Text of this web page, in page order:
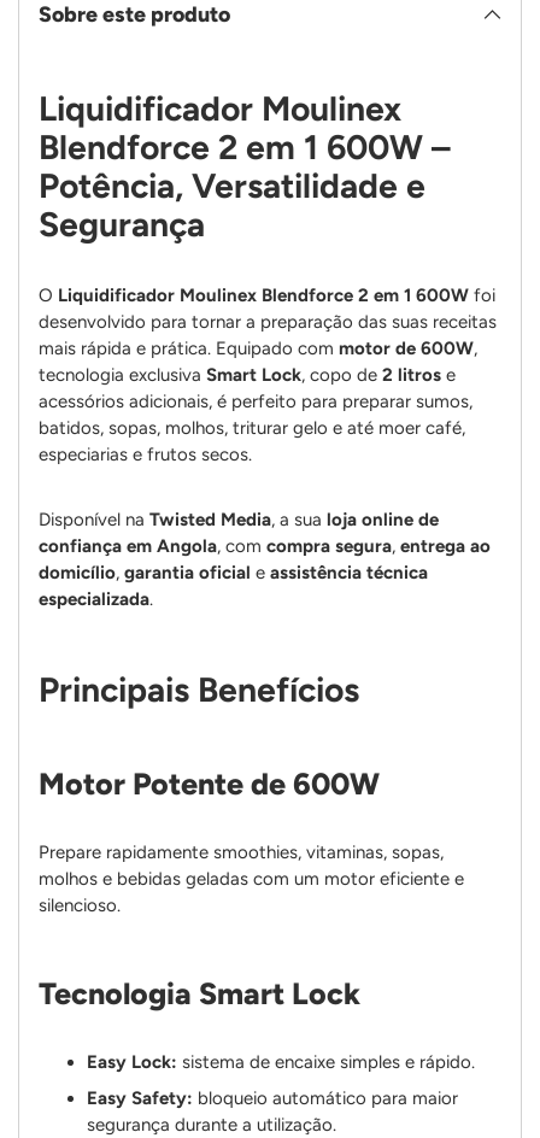
Sobre este produto
Liquidificador Moulinex
Blendforce 2 em 1 600W –
Potência, Versatilidade e
Segurança
O Liquidificador Moulinex Blendforce 2 em 1 600W foi
desenvolvido para tornar a preparação das suas receitas
mais rápida e prática. Equipado com motor de 600W,
tecnologia exclusiva Smart Lock, copo de 2 litros e
acessórios adicionais, é perfeito para preparar sumos,
batidos, sopas, molhos, triturar gelo e até moer café,
especiarias e frutos secos.
Disponível na Twisted Media, a sua loja online de
confiança em Angola, com compra segura, entrega ao
domicílio, garantia oficial e assistência técnica
especializada.
Principais Benefícios
Motor Potente de 600W
Prepare rapidamente smoothies, vitaminas, sopas,
molhos e bebidas geladas com um motor eficiente e
silencioso.
Tecnologia Smart Lock
Easy Lock: sistema de encaixe simples e rápido.
Easy Safety: bloqueio automático para maior
segurança durante a utilização.